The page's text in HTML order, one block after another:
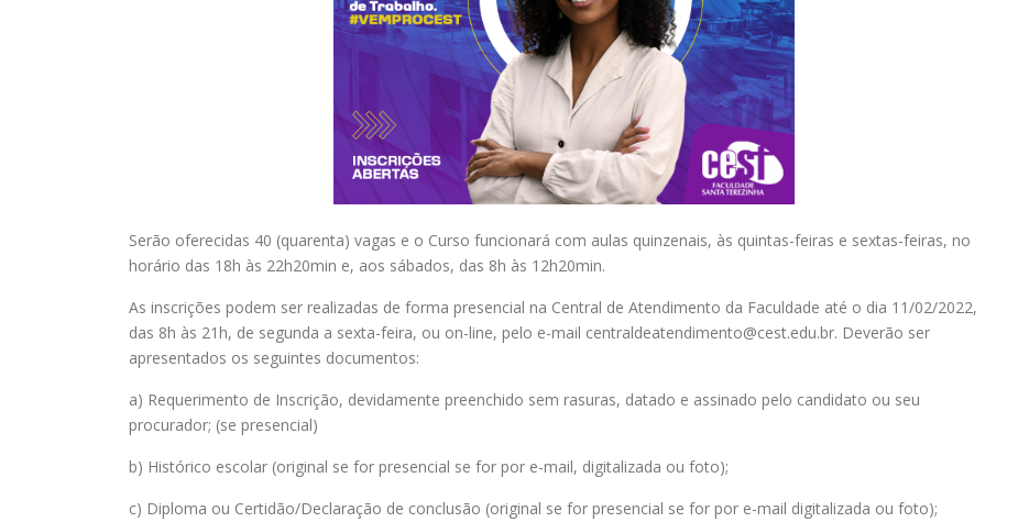
Serão oferecidas 40 (quarenta) vagas e o Curso funcionará com aulas quinzenais, às quintas-feiras e sextas-feiras, no
horário das 18h às 22h20min e, aos sábados, das 8h às 12h20min.
As inscrições podem ser realizadas de forma presencial na Central de Atendimento da Faculdade até o dia 11/02/2022,
das 8h às 21h, de segunda a sexta-feira, ou on-line, pelo e-mail centraldeatendimento@cest.edu.br. Deverão ser
apresentados os seguintes documentos:
a) Requerimento de Inscrição, devidamente preenchido sem rasuras, datado e assinado pelo candidato ou seu
procurador; (se presencial)
b) Histórico escolar (original se for presencial se for por e-mail, digitalizada ou foto);
c) Diploma ou Certidão/Declaração de conclusão (original se for presencial se for por e-mail digitalizada ou foto);